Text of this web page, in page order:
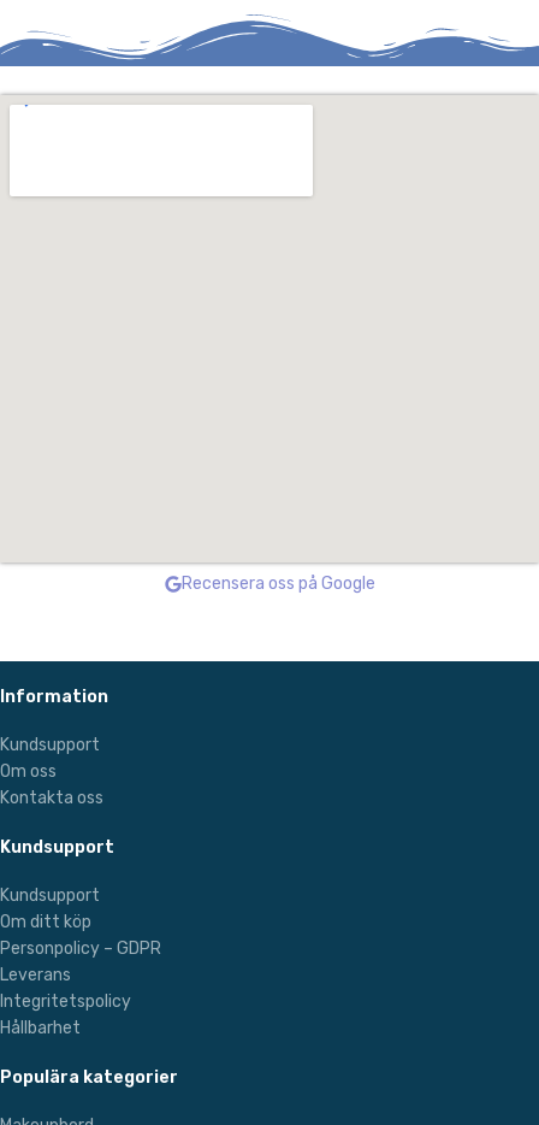
Recensera oss på Google
Information
Kundsupport
Om oss
Kontakta oss
Kundsupport
Kundsupport
Om ditt köp
Personpolicy – GDPR
Leverans
Integritetspolicy
Hållbarhet
Populära kategorier